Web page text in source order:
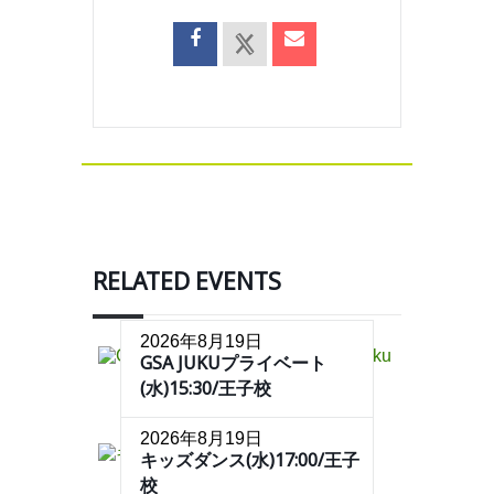
RELATED EVENTS
2026年8月19日
GSA JUKUプライベート
(水)15:30/王子校
2026年8月19日
キッズダンス(水)17:00/王子
校